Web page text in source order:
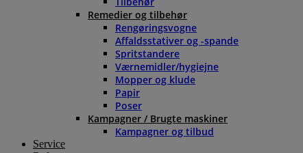
Remedier og tilbehør
Rengøringsvogne
Affaldsstativer og -spande
Spritstandere
Værnemidler/hygiejne
Mopper og klude
Papir
Poser
Kampagner / Brugte maskiner
Kampagner og tilbud
Service